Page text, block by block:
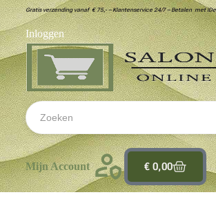
Gratis verzending vanaf € 75,- – Klantenservice 24/7 – Betalen met
Inloggen
Mijn Account €0,00